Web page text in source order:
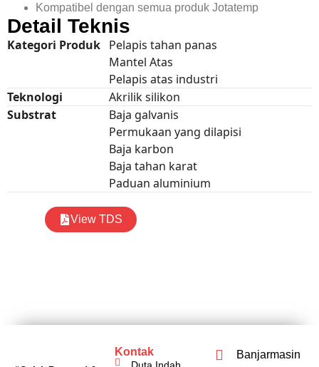
Kompatibel dengan semua produk Jotatemp
Detail Teknis
Kategori Produk Pelapis tahan panas
Mantel Atas
Pelapis atas industri
Teknologi
Akrilik silikon
Substrat
Baja galvanis
Permukaan yang dilapisi
Baja karbon
Baja tahan karat
Paduan aluminium
View TDS
Kontak
Duta Indah
Banjarmasin